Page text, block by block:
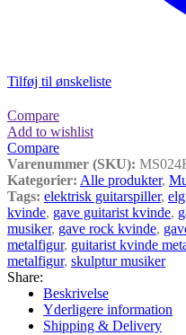
Tilføj til ønskeliste
Compare
Add to wishlist
Compare
Varenummer (SKU):
Kategorier: Alle produkter,
Tags: elektrisk guitarspiller,
kvinde, gave guitarist kvinde,
musiker, gave rock kvinde,
metalfigur, guitarist kvinde
metalfigur, skulptur musiker
Share:
Beskrivelse
Yderligere information
Shipping & Delivery